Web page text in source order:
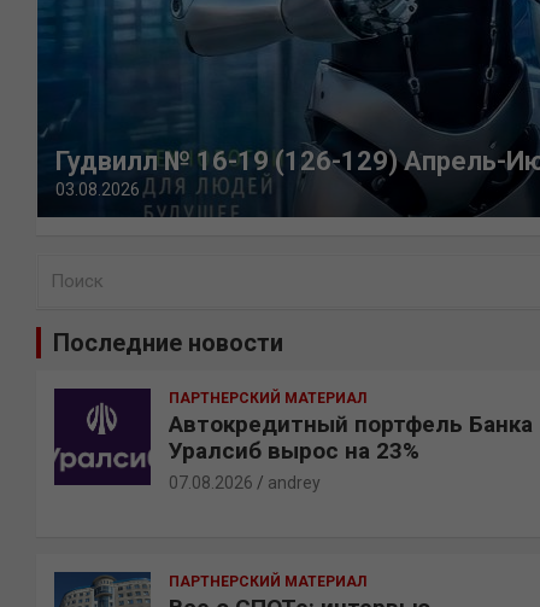
Гудвилл № 16-19 (126-129) Апрель-
03.08.2026
Последние новости
ПАРТНЕРСКИЙ МАТЕРИАЛ
Автокредитный портфель Банка
Уралсиб вырос на 23%
07.08.2026 andrey
ПАРТНЕРСКИЙ МАТЕРИАЛ